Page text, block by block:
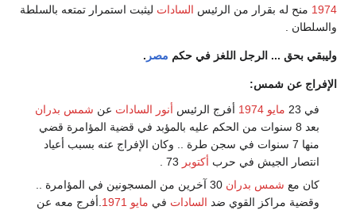
1974 منح له بقرار من الرئيس السادات ليثبت استمرار تمتعه بالسلطة
والسلطان .
وليبقي بحق ... الرجل اللغز في حكم مصر .
الإفراج عن شمس:
في 23
مايو 1974 أفرج الرئيس أنور السادات عن شمس بدران
بعد 8 سنوات من الحكم عليه بالمؤبد في قضية المؤامرة قضي
منها 7 سنوات في سجن طرة .. وكان الإفراج عنه بسبب أعياد
انتصار الجيش في حرب أكتوبر
كان مع شمس بدران
30 آخرين من المسجونين في المؤامرة ..
وقضية مراكز القوي ضد السادات في مايو 1971 .أفرج معه عن